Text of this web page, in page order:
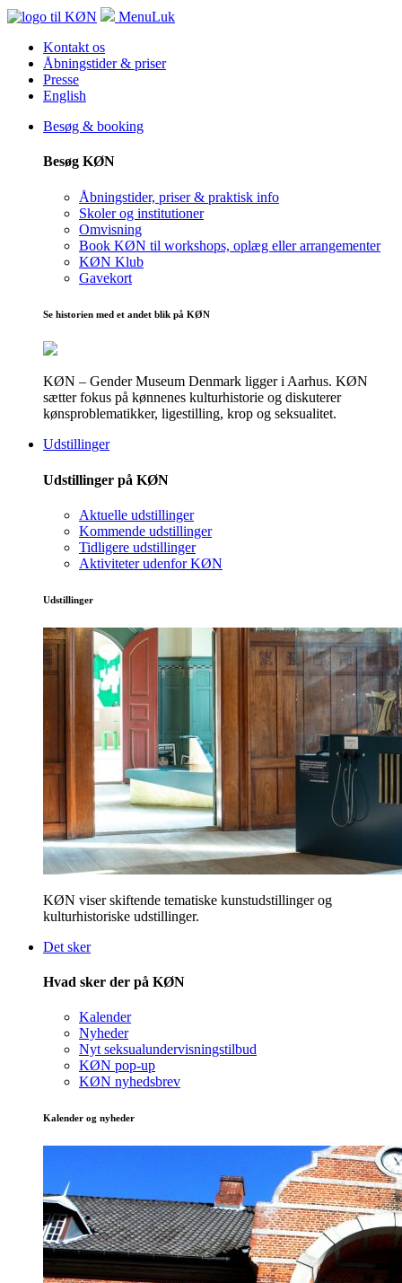
MenuLuk
Kontakt os
Åbningstider & priser
Presse
English
Besøg & booking
Besøg KØN
Åbningstider, priser & praktisk info
Skoler og institutioner
Omvisning
Book KØN til workshops, oplæg eller arrangementer
KØN Klub
Gavekort
Se historien med et andet blik på KØN
KØN – Gender Museum Denmark ligger i Aarhus. KØN
sætter fokus på kønnenes kulturhistorie og diskuterer
kønsproblematikker, ligestilling, krop og seksualitet.
Udstillinger
Udstillinger på KØN
Aktuelle udstillinger
Kommende udstillinger
Tidligere udstillinger
Aktiviteter udenfor KØN
Udstillinger
KØN viser skiftende tematiske kunstudstillinger og
kulturhistoriske udstillinger.
Det sker
Hvad sker der på KØN
Kalender
Nyheder
Nyt seksualundervisningstilbud
KØN pop-up
KØN nyhedsbrev
Kalender og nyheder